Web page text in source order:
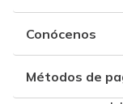
Conócenos
Métodos de